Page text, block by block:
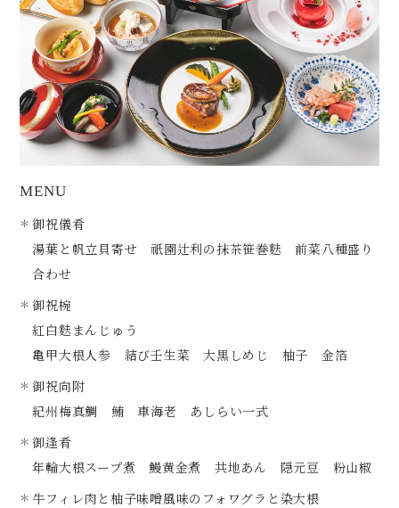
MENU
御祝儀肴
湯葉と帆立貝寄せ 祇園辻利の抹茶笹巻麩 前菜八種盛り
合わせ
御祝椀
紅白麩まんじゅう
亀甲大根人参 結び壬生菜 大黒しめじ 柚子 金箔
御祝向附
紀州梅真鯛 鮪 車海老 あしらい一式
御逢肴
年輪大根スープ煮 鰻黄金煮 共地あん 隠元豆 粉山椒
牛フィレ肉と柚子味噌風味のフォワグラと染大根